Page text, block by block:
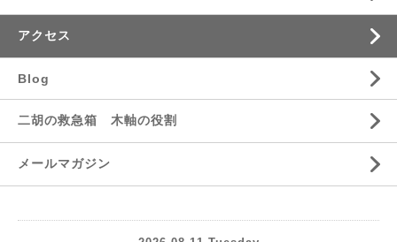
アクセス
Blog
二胡の救急箱 木軸の役割
メールマガジン